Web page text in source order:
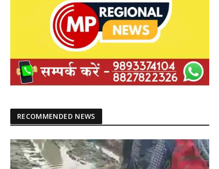
RECOMMENDED NEWS